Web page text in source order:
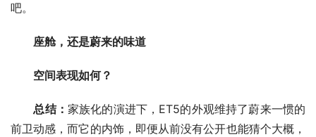
吧。
座舱，还是蔚来的味道
空间表现如何？
总结： 家族化的演进下，ET5的外观维持了蔚来一惯的
前卫动感，而它的内饰，即便从前没有公开也能猜个大概，